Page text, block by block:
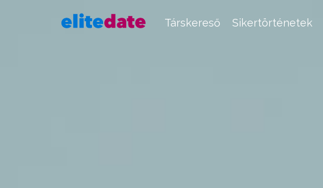
Társkereső Sikertörténetek